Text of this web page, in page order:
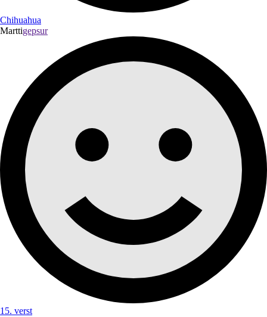
Chihuahua
Marttigepsur
15. verst